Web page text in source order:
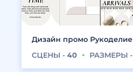
Дизайн промо Рукоделие
СЦЕНЫ - 40 РАЗМЕРЫ -